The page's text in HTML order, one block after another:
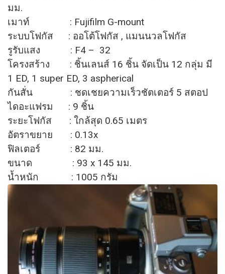
มม.
เมาท์ : Fujifilm G-mount
ระบบโฟกัส : ออโต้โฟกัส , แมนนวลโฟกัส
รูรับแสง : F4 – 32
โครงสร้าง : ชิ้นเลนส์ 16 ชิ้น จัดเป็น 12 กลุ่ม มี
1 ED, 1 super ED, 3 aspherical
กันสั่น : ชดเชยความเร็วชัตเตอร์ 5 สตอป
ไดอะแฟรม : 9 ชิ้น
ระยะโฟกัส : ใกล้สุด 0.65 เมตร
อัตราขยาย : 0.13x
ฟิลเตอร์ : 82 มม.
ขนาด : 93 x 145 มม.
น้ำหนัก : 1005 กรัม